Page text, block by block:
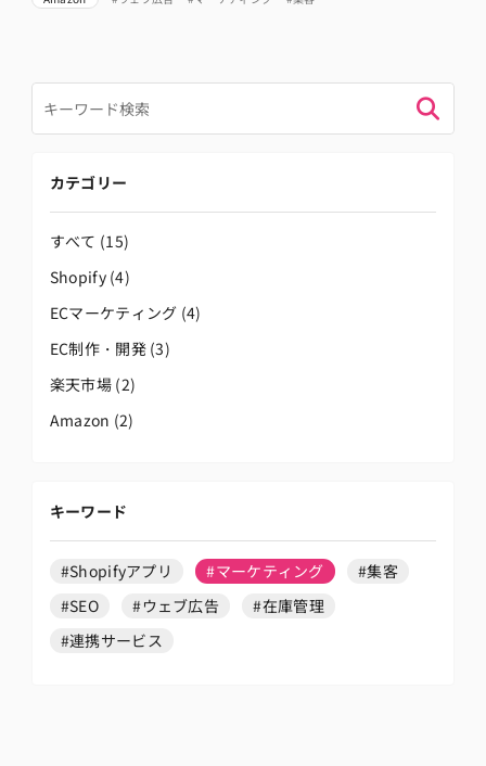
カテゴリー
すべて (15)
Shopify (4)
ECマーケティング (4)
EC制作・開発 (3)
楽天市場 (2)
Amazon (2)
キーワード
#Shopifyアプリ #マーケティング
#集客
#SEO
#ウェブ広告
#在庫管理
#連携サービス